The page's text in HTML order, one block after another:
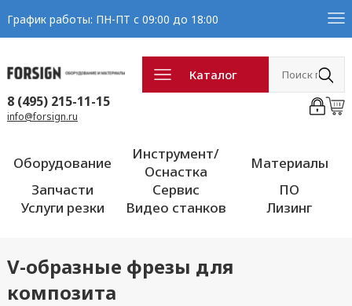
График работы: ПН-ПТ с 09:00 до 18:00
Каталог
8 (495) 215-11-15
info@forsign.ru
Оборудование
Инструмент/
Оснастка
Материалы
Запчасти
Сервис
ПО
Услуги резки
Видео станков Лизинг
V-образные фрезы для
композита